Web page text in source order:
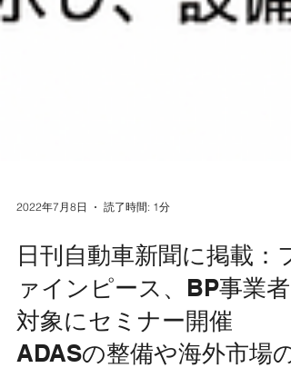
日刊自動車新聞に掲載：フ
ァインピース、BP事業者
対象にセミナー開催